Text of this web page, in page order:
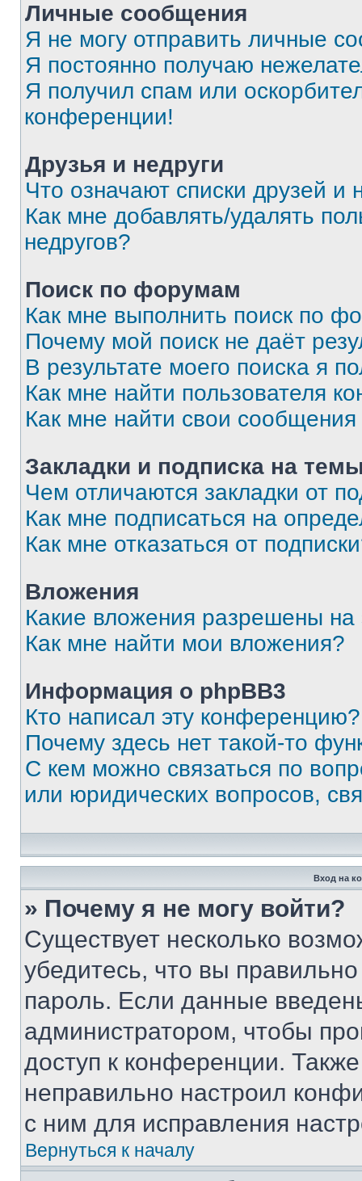
Личные сообщения
Я не могу отправить личные
Я постоянно получаю
Я получил спам или
конференции!
Друзья и недруги
Что означают списки друзей и
Как мне добавлять/удалять
недругов?
Поиск по форумам
Как мне выполнить поиск по
Почему мой поиск не даёт
В результате моего поиска я
Как мне найти пользователя
Как мне найти свои
Закладки и подписка на
Чем отличаются закладки от
Как мне подписаться на
Как мне отказаться от
Вложения
Какие вложения разрешены
Как мне найти мои вложения?
Информация о phpBB3
Кто написал эту конференцию?
Почему здесь нет такой-то
С кем можно связаться по
или юридических вопросов,
Вход на
» Почему я не могу войти?
Существует несколько
убедитесь, что вы
пароль. Если данные
администратором, чтобы
доступ к конференции.
неправильно настроил
с ним для исправления
Вернуться к началу